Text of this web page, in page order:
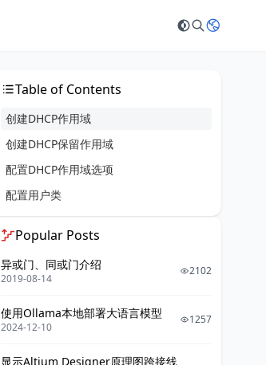
Table of Contents
创建DHCP作用域
创建DHCP保留作用域
配置DHCP作用域选项
配置用户类
Popular Posts
异或门、同或门介绍
2019-08-14
2102
使用Ollama本地部署大语言模型
2024-12-10
1257
显示Altium Designer原理图跨接线